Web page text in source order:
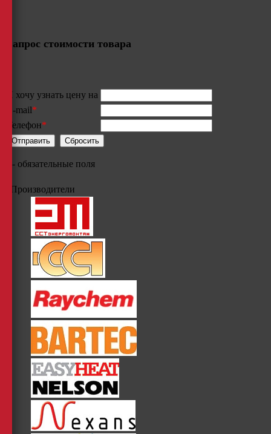
Запрос стоимости товара
Я хочу узнать цену на
E-mail*
Телефон*
- обязательные поля
Производители